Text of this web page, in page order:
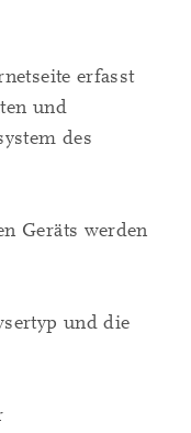
erfasst
und
des
Geräts werden
und die